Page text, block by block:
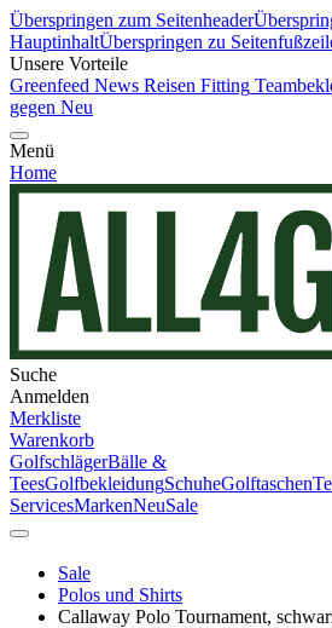
Überspringen zum Seitenheader
HauptinhaltÜberspringen zu
Unsere Vorteile
Greenfeed News Reisen Fitting
gegen Neu
Menü
Home
Suche
Anmelden
Merkliste
Warenkorb
GolfschlägerBälle &
TeesGolfbekleidungSchuheGolftaschen
ServicesMarkenNeuSale
Sale
Polos und Shirts
Callaway Polo Tournament,